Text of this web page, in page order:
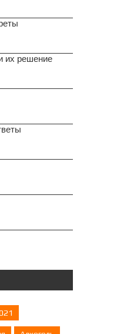
их решение